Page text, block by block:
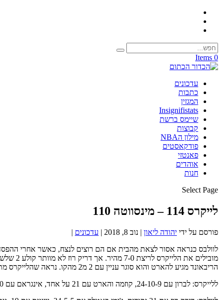
0 Items
עדכונים
כתבות
המגזין
Insignifistats
שיימס ברשת
קבוצות
מילון הNBA
פודקאסטים
פאנטזי
אוהדים
חנות
Select Page
לייקרס 114 – מינסווטה 110
פורסם על ידי יהודה ליאון | נוב 8, 2018 | עדכונים |
הריבאונד מגיע להארט והוא סוגר עניין עם 2 מ2 מהקו. נראה שהלייקרס מתחברים עם 3 ניצחונות מה4 האחרונים. היום הם גם מוסרים 32 אסיסטים, מה שמראה על כך.
ללייקרס: לברון עם 24-10-9, קוזמה והארט עם 21 על אחד, אינגראם עם 20.